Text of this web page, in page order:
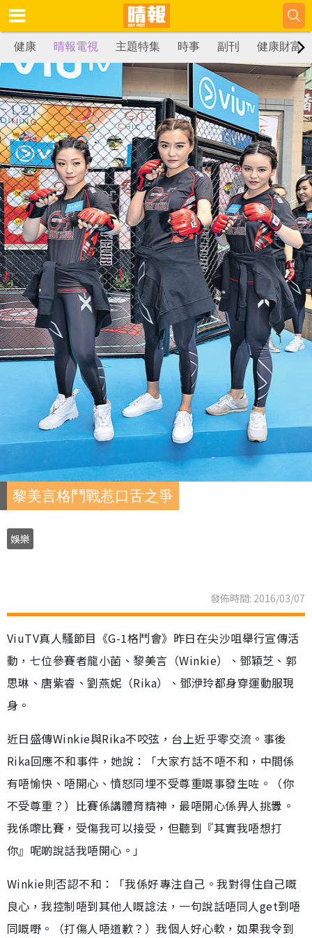
健康 晴報電視 主題特集 時事 副刊 健康財富
黎美言格鬥戰惹口舌之爭
娛樂
發佈時間: 2016/03/07
ViuTV真人騷節目《G-1格鬥會》昨日在尖沙咀舉行宣傳活
動，七位參賽者龍小菌、黎美言（Winkie）、鄧穎芝、郭
思琳、唐紫睿、劉燕妮（Rika）、鄧洢玲都身穿運動服現
身。
近日盛傳Winkie與Rika不咬弦，台上近乎零交流。事後
Rika回應不和事件，她說：「大家冇話不唔不和，中間係
有唔愉快、唔開心、憤怒同埋不受尊重嘅事發生咗。（你
不受尊重？）比賽係講體育精神，最唔開心係畀人挑釁。
我係嚟比賽，受傷我可以接受，但聽到『其實我唔想打
你』呢啲說話我唔開心。」
Winkie則否認不和：「我係好專注自己。我對得住自己嘅
良心，我控制唔到其他人嘅諗法，一句說話唔同人get到唔
同嘅嘢。（打傷人唔道歉？）我個人好心軟，如果我令到